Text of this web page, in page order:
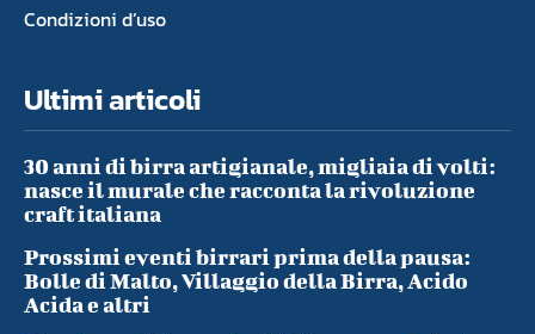
Condizioni d’uso
Ultimi articoli
30 anni di birra artigianale, migliaia di volti:
nasce il murale che racconta la rivoluzione
craft italiana
Prossimi eventi birrari prima della pausa:
Bolle di Malto, Villaggio della Birra, Acido
Acida e altri